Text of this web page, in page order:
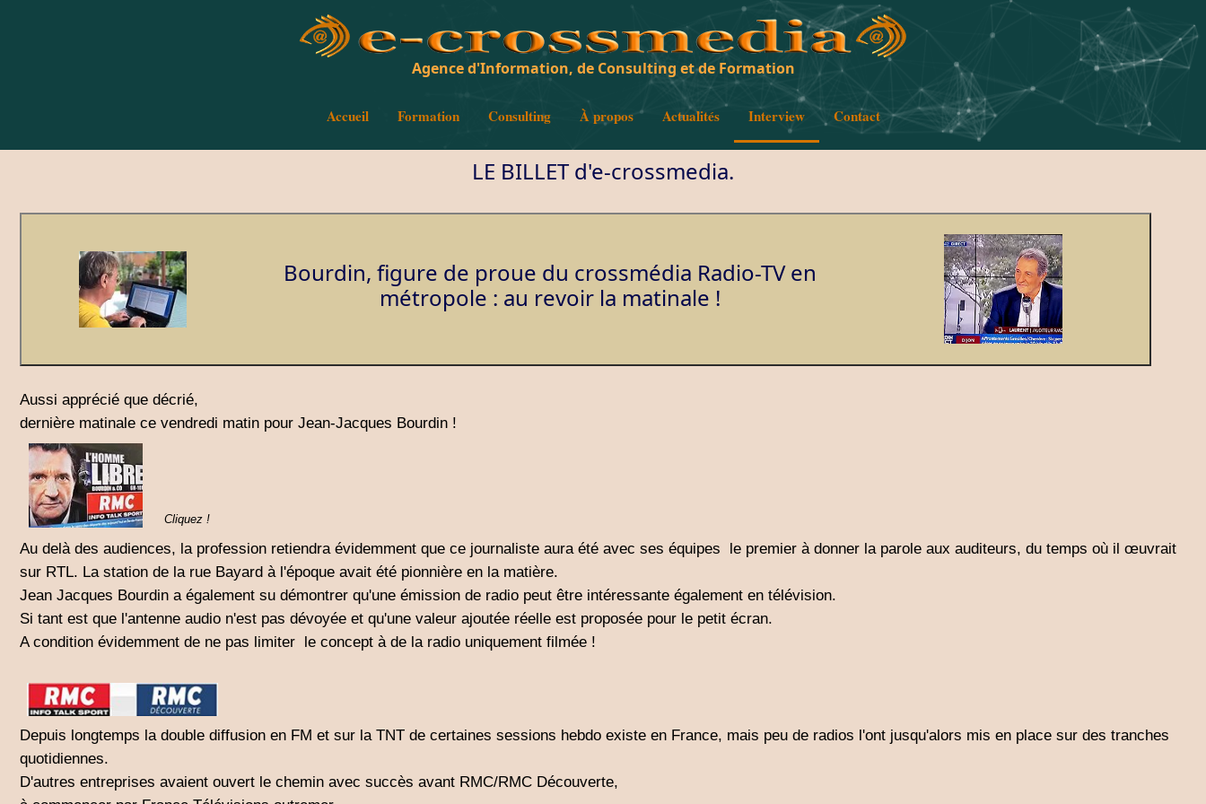
Agence d'Information, de Consulting et de Formation
Accueil Formation Consulting À propos Actualités Interview Contact
LE BILLET d'e-crossmedia.
Bourdin, figure de proue du crossmédia Radio-TV en
métropole : au revoir la matinale !
Aussi apprécié que décrié,
dernière matinale ce vendredi matin pour Jean-Jacques Bourdin !
Cliquez !
Au delà des audiences, la profession retiendra évidemment que ce journaliste aura été avec ses équipes le premier à donner la parole aux auditeurs, du temps où il œuvrait
sur RTL. La station de la rue Bayard à l'époque avait été pionnière en la matière.
Jean Jacques Bourdin a également su démontrer qu'une émission de radio peut être intéressante également en télévision.
Si tant est que l'antenne audio n'est pas dévoyée et qu'une valeur ajoutée réelle est proposée pour le petit écran.
A condition évidemment de ne pas limiter le concept à de la radio uniquement filmée !
Depuis longtemps la double diffusion en FM et sur la TNT de certaines sessions hebdo existe en France, mais peu de radios l'ont jusqu'alors mis en place sur des tranches
quotidiennes.
D'autres entreprises avaient ouvert le chemin avec succès avant RMC/RMC Découverte,